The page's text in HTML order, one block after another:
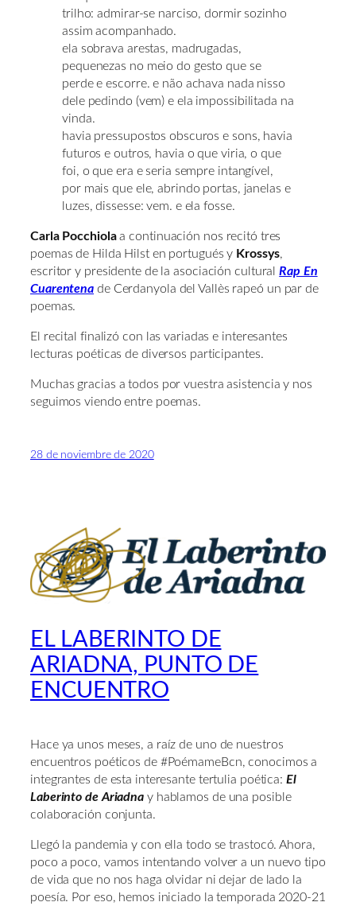
trilho: admirar-se narciso, dormir sozinho
assim acompanhado.
ela sobrava arestas, madrugadas,
pequenezas no meio do gesto que se
perde e escorre. e não achava nada nisso
dele pedindo (vem) e ela impossibilitada na
vinda.
havia pressupostos obscuros e sons, havia
futuros e outros, havia o que viria, o que
foi, o que era e seria sempre intangível,
por mais que ele, abrindo portas, janelas e
luzes, dissesse: vem. e ela fosse.
Carla Pocchiolaa continuación nos recitó tres
poemas de Hilda Hilst en portugués y Krossys,
escritor y presidente de la asociación culturalRap En
Cuarentena de Cerdanyola del Vallès rapeó un par de
poemas.
El recital finalizó con las variadas e interesantes
lecturas poéticas de diversos participantes.
Muchas gracias a todos por vuestra asistencia y nos
seguimos viendo entre poemas.
28 de noviembre de 2020
EL LABERINTO DE
ARIADNA, PUNTO DE
ENCUENTRO
Hace ya unos meses, a raíz de uno de nuestros
encuentros poéticos de #PoémameBcn, conocimos a
integrantes de esta interesante tertulia poética: El
Laberinto de Ariadna y hablamos de una posible
colaboración conjunta.
Llegó la pandemia y con ella todo se trastocó. Ahora,
poco a poco, vamos intentando volver a un nuevo tipo
de vida que no nos haga olvidar ni dejar de lado la
poesía. Por eso, hemos iniciado la temporada 2020-21